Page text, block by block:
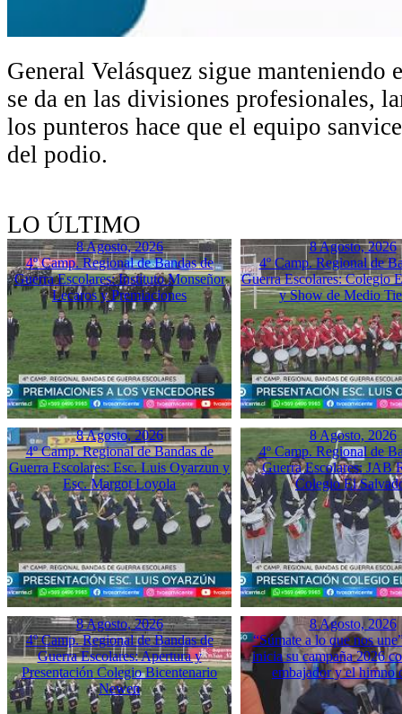
General Velásquez sigue
se da en las divisiones profesionales,
los punteros hace que el equipo
del podio.
LO ÚLTIMO
8 Agosto, 2026
4º Camp. Regional de Bandas de
Guerra Escolares: Instituto Monseñor
Lecaros y Premiaciones
8 Agosto, 2026
4º Camp. Regional de
Guerra Escolares: Colegio
y Show de Medio
8 Agosto, 2026
4º Camp. Regional de Bandas de
Guerra Escolares: Esc. Luis Oyarzun y
Esc. Margot Loyola
8 Agosto, 2026
4º Camp. Regional de
Guerra Escolares: JAB
Colegio El
8 Agosto, 2026
4º Camp. Regional de Bandas de
Guerra Escolares: Apertura y
Presentación Colegio Bicentenario
Newen
8 Agosto, 2026
“Súmate a lo que nos
inicia su campaña 2026
embajador y el himno